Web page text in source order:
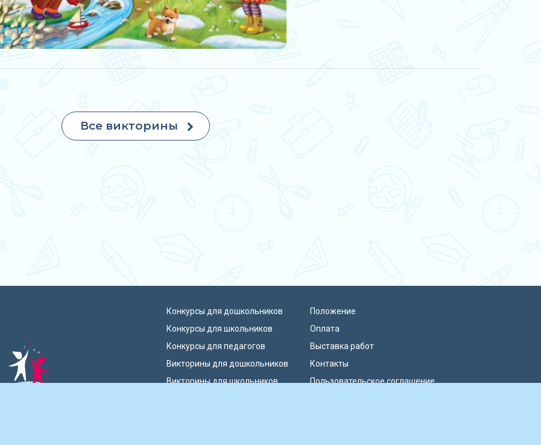
Все викторины
Конкурсы для дошкольников
Конкурсы для школьников
Конкурсы для педагогов
Викторины для дошкольников
Викторины для школьников
Положение
Оплата
Выставка работ
Контакты
Пользовательское соглашение